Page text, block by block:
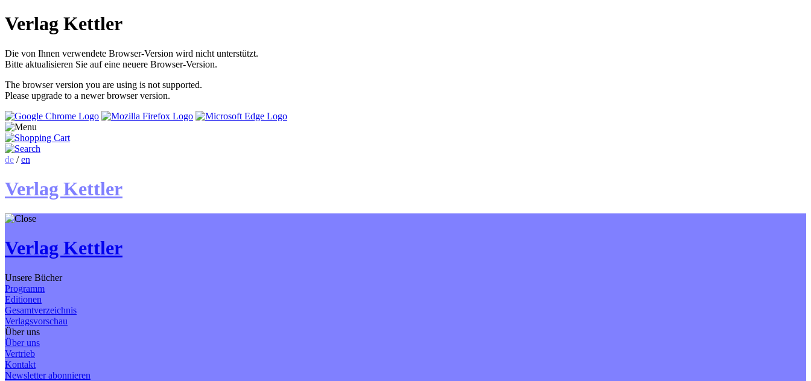
Verlag Kettler
Die von Ihnen verwendete Browser-Version wird nicht unterstützt.
Bitte aktualisieren Sie auf eine neuere Browser-Version.
The browser version you are using is not supported.
Please upgrade to a newer browser version.
de /en
Verlag Kettler
Verlag Kettler
Unsere Bücher
Programm
Editionen
Gesamtverzeichnis
Verlagsvorschau
Über uns
Über uns
Vertrieb
Kontakt
Newsletter abonnieren